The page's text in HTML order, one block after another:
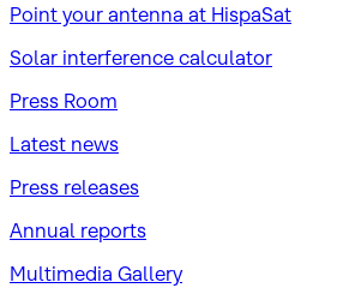
Point your antenna at HispaSat
Solar interference calculator
Press Room
Latest news
Press releases
Annual reports
Multimedia Gallery